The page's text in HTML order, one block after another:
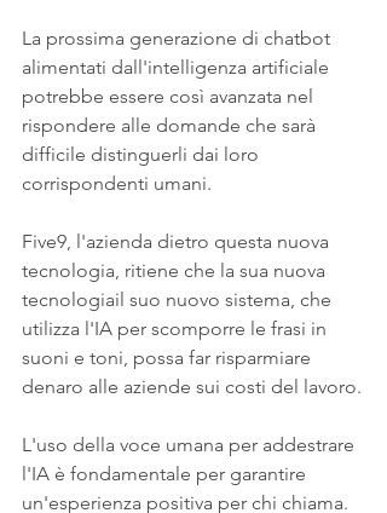
La prossima generazione di chatbot
alimentati dall'intelligenza artificiale
potrebbe essere così avanzata nel
rispondere alle domande che sarà
difficile distinguerli dai loro
corrispondenti umani.
Five9, l'azienda dietro questa nuova
tecnologia, ritiene che la sua nuova
tecnologiail suo nuovo sistema, che
utilizza l'IA per scomporre le frasi in
suoni e toni, possa far risparmiare
denaro alle aziende sui costi del lavoro.
L'uso della voce umana per addestrare
l'IA è fondamentale per garantire
un'esperienza positiva per chi chiama.